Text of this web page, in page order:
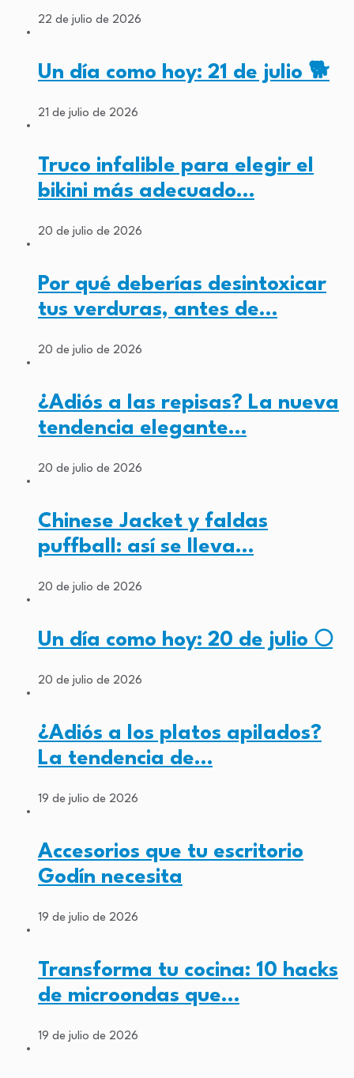
22 de julio de 2026
Un día como hoy: 21 de julio 🐕
21 de julio de 2026
Truco infalible para elegir el
bikini más adecuado…
20 de julio de 2026
Por qué deberías desintoxicar
tus verduras, antes de…
20 de julio de 2026
¿Adiós a las repisas? La nueva
tendencia elegante…
20 de julio de 2026
Chinese Jacket y faldas
puffball: así se lleva…
20 de julio de 2026
Un día como hoy: 20 de julio 🌕
20 de julio de 2026
¿Adiós a los platos apilados?
La tendencia de…
19 de julio de 2026
Accesorios que tu escritorio
Godín necesita
19 de julio de 2026
Transforma tu cocina: 10 hacks
de microondas que…
19 de julio de 2026